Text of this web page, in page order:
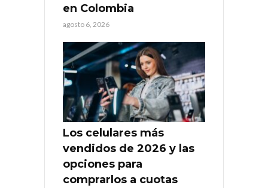
en Colombia
agosto 6, 2026
Los celulares más
vendidos de 2026 y las
opciones para
comprarlos a cuotas